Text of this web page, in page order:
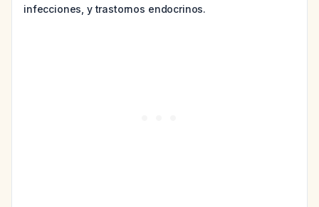
infecciones, y trastornos endocrinos.